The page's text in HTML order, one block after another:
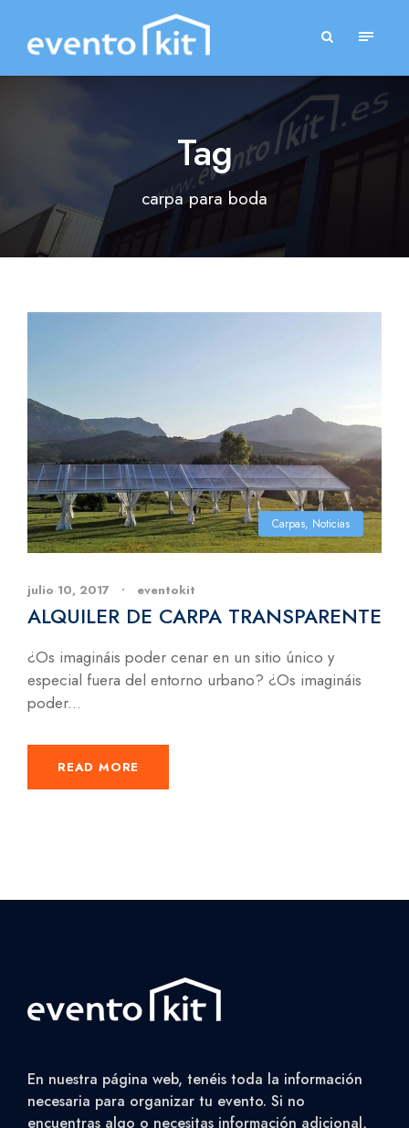
Tag
carpa para boda
Carpas, Noticias
julio 10, 2017 • eventokit
ALQUILER DE CARPA TRANSPARENTE
¿Os imagináis poder cenar en un sitio único y
especial fuera del entorno urbano? ¿Os imagináis
poder...
READ MORE
En nuestra página web, tenéis toda la información
necesaria para organizar tu evento. Si no
encuentras algo o necesitas información adicional,